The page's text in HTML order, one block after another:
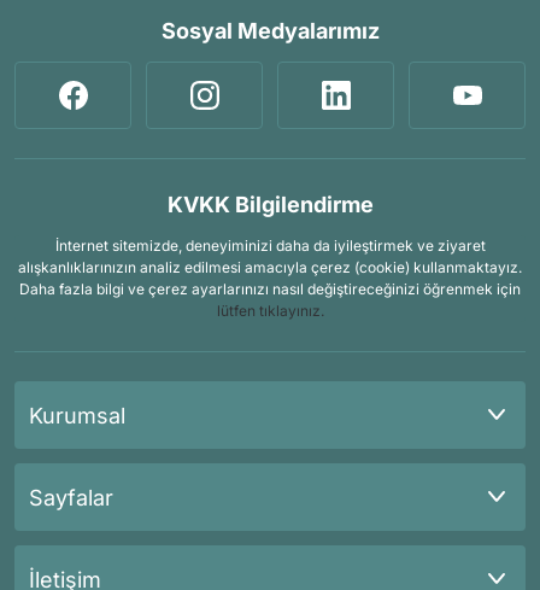
Sosyal Medyalarımız
KVKK Bilgilendirme
İnternet sitemizde, deneyiminizi daha da iyileştirmek ve ziyaret
alışkanlıklarınızın analiz edilmesi amacıyla çerez (cookie) kullanmaktayız.
Daha fazla bilgi ve çerez ayarlarınızı nasıl değiştireceğinizi öğrenmek için
lütfen tıklayınız.
Kurumsal
Sayfalar
İletişim